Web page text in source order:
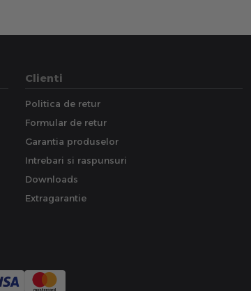
Clienti
Politica de retur
Formular de retur
Garantia produselor
Intrebari si raspunsuri
Downloads
Extragarantie